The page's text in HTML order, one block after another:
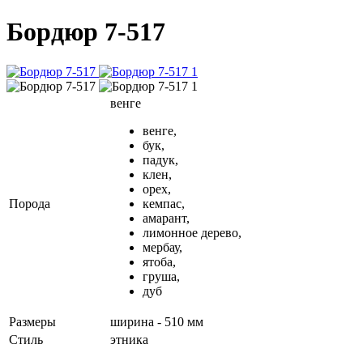
Бордюр 7-517
Порода
венге
венге,
бук,
падук,
клен,
орех,
кемпас,
амарант,
лимонное дерево,
мербау,
ятоба,
груша,
дуб
Размеры
ширина - 510 мм
Стиль
этника